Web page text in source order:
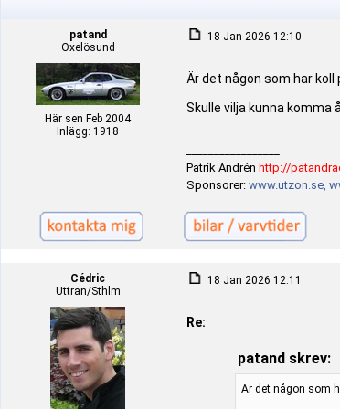
patand
Oxelösund
Här sen Feb 2004
Inlägg: 1918
18 Jan 2026 12:10
Är det någon som har
Skulle vilja kunna komma
Patrik Andrén http://
Sponsorer: www.utzon.se,
Cédric
Uttran/Sthlm
18 Jan 2026 12:11
Re:
patand skrev:
Är det någon som